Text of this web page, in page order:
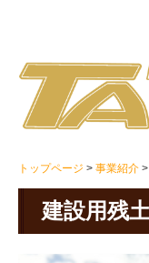
トップページ
会社概要
本社アクセス
平塚工場
トップページ 事業紹介
建設用残